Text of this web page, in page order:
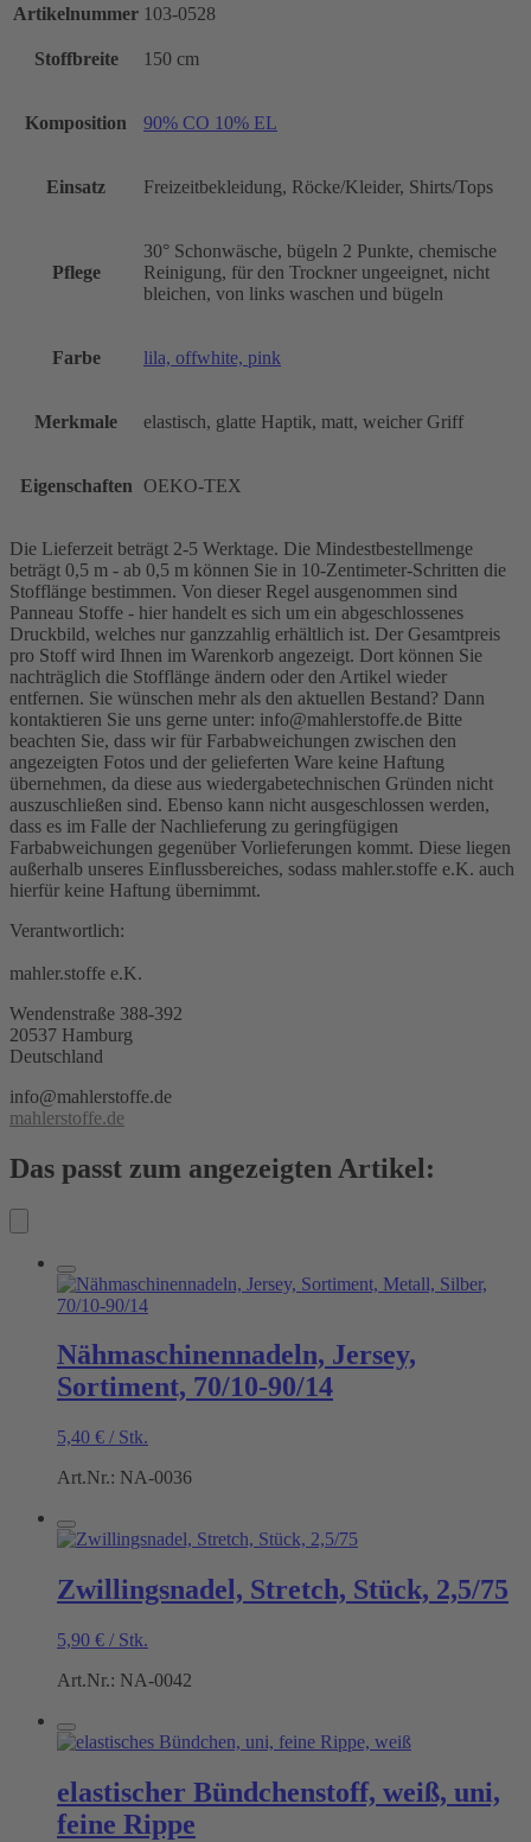
Artikelnummer 103-0528
Stoffbreite 150 cm
Komposition 90% CO 10% EL
Einsatz Freizeitbekleidung, Röcke/Kleider, Shirts/Tops
Pflege
30° Schonwäsche, bügeln 2 Punkte, chemische
Reinigung, für den Trockner ungeeignet, nicht
bleichen, von links waschen und bügeln
Farbe lila, offwhite, pink
Merkmale elastisch, glatte Haptik, matt, weicher Griff
Eigenschaften OEKO-TEX
Die Lieferzeit beträgt 2-5 Werktage. Die Mindestbestellmenge
beträgt 0,5 m - ab 0,5 m können Sie in 10-Zentimeter-Schritten die
Stofflänge bestimmen. Von dieser Regel ausgenommen sind
Panneau Stoffe - hier handelt es sich um ein abgeschlossenes
Druckbild, welches nur ganzzahlig erhältlich ist. Der Gesamtpreis
pro Stoff wird Ihnen im Warenkorb angezeigt. Dort können Sie
nachträglich die Stofflänge ändern oder den Artikel wieder
entfernen. Sie wünschen mehr als den aktuellen Bestand? Dann
kontaktieren Sie uns gerne unter: info@mahlerstoffe.de Bitte
beachten Sie, dass wir für Farbabweichungen zwischen den
angezeigten Fotos und der gelieferten Ware keine Haftung
übernehmen, da diese aus wiedergabetechnischen Gründen nicht
auszuschließen sind. Ebenso kann nicht ausgeschlossen werden,
dass es im Falle der Nachlieferung zu geringfügigen
Farbabweichungen gegenüber Vorlieferungen kommt. Diese liegen
außerhalb unseres Einflussbereiches, sodass mahler.stoffe e.K. auch
hierfür keine Haftung übernimmt.
Verantwortlich:
mahler.stoffe e.K.
Wendenstraße 388-392
20537 Hamburg
Deutschland
info@mahlerstoffe.de
mahlerstoffe.de
Das passt zum angezeigten Artikel:
Nähmaschinennadeln, Jersey,
Sortiment, 70/10-90/14
5,40 € / Stk.
Art.Nr.: NA-0036
Zwillingsnadel, Stretch, Stück, 2,5/75
5,90 € / Stk.
Art.Nr.: NA-0042
elastischer Bündchenstoff, weiß, uni,
feine Rippe